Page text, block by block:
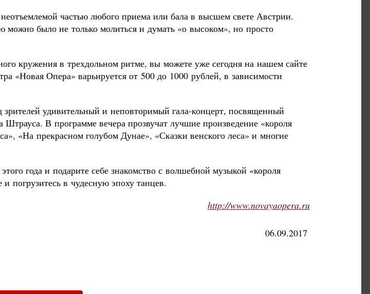
частью любого приема или бала в высшем свете Австрии.
было не только молиться и думать «о высоком», но просто
кружения в трехдольном ритме, вы можете уже сегодня на нашем сайте
«Новая Опера» варьируется от 500 до 1000 рублей, в зависимости
удивительный и неповторимый гала-концерт, посвященный
Штрауса. В программе вечера прозвучат лучшие произведение «короля
«На прекрасном голубом Дунае», «Сказки венского леса» и многие
года и подарите себе знакомство с волшебной музыкой «короля
погрузитесь в чудесную эпоху танцев.
http://www.novayaopera.ru
06.09.2017